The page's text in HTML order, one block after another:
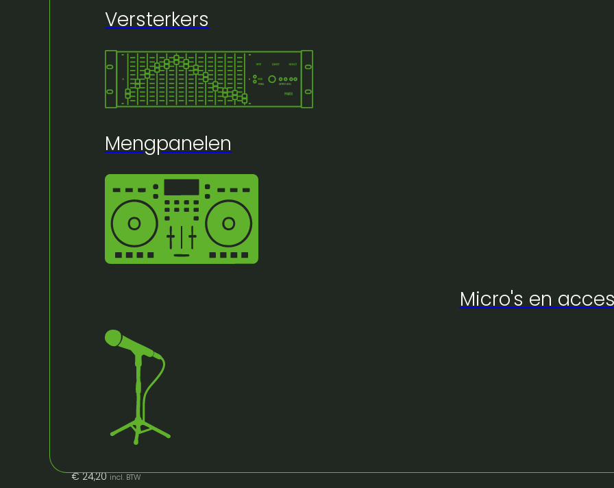
Versterkers
Mengpanelen
Micro's en
Huur bij Artifex:
Ballettoren – 200 cm – 3-delig – 60 cm breed
De MODULAD ballettoren is een volledig modulaire verrijdbare toren voor het transport en het
veilig en overzichtelijk kunt verplaatsen en positioneren op locatie. Door de slanke zijwanden met
onderdelen gecontroleerd hanteren tijdens opbouw en afbouw. Je kunt de toren per klus
flightcase en efficiënt kunt laden en lossen. Ideaal om armaturen geordend te houden tijdens
benodigde configuratie en maximale belasting voor jouw set zodat je hem passend kunt huren voor
Lees meer
€24,20 incl. BTW